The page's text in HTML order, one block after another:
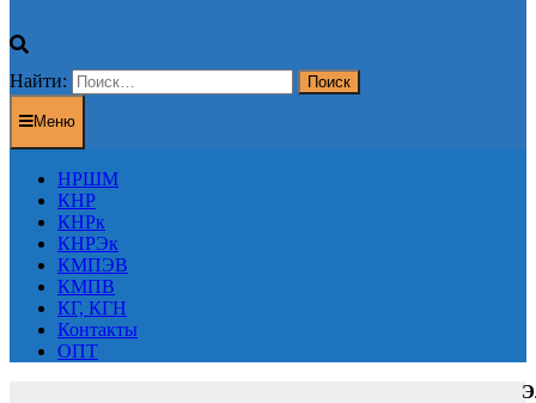
Найти:
Меню
НРШМ
КНР
КНРк
КНРЭк
КМПЭВ
КМПВ
КГ, КГН
Контакты
ОПТ